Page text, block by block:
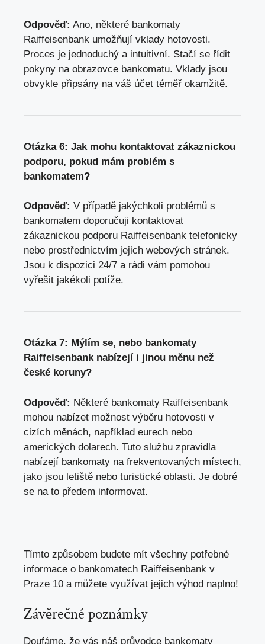
Odpověď: Ano, některé bankomaty
Raiffeisenbank umožňují vklady hotovosti.
Proces je jednoduchý a intuitivní. Stačí se řídit
pokyny na obrazovce bankomatu. Vklady jsou
obvykle připsány na váš účet téměř okamžitě.
Otázka 6: Jak mohu kontaktovat zákaznickou
podporu, pokud mám problém s
bankomatem?
Odpověď: V případě jakýchkoli problémů s
bankomatem doporučuji kontaktovat
zákaznickou podporu Raiffeisenbank telefonicky
nebo prostřednictvím jejich webových stránek.
Jsou k dispozici 24/7 a rádi vám pomohou
vyřešit jakékoli potíže.
Otázka 7: Mýlím se, nebo bankomaty
Raiffeisenbank nabízejí i jinou měnu než
české koruny?
Odpověď: Některé bankomaty Raiffeisenbank
mohou nabízet možnost výběru hotovosti v
cizích měnách, například eurech nebo
amerických dolarech. Tuto službu zpravidla
nabízejí bankomaty na frekventovaných místech,
jako jsou letiště nebo turistické oblasti. Je dobré
se na to předem informovat.
Tímto způsobem budete mít všechny potřebné
informace o bankomatech Raiffeisenbank v
Praze 10 a můžete využívat jejich výhod naplno!
Závěrečné poznámky
Doufáme, že vás náš průvodce bankomaty